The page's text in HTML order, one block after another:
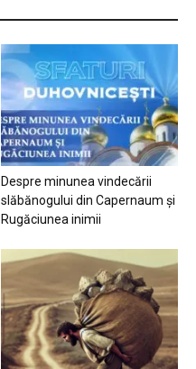
Despre minunea vindecării
slăbănogului din Capernaum și
Rugăciunea inimii